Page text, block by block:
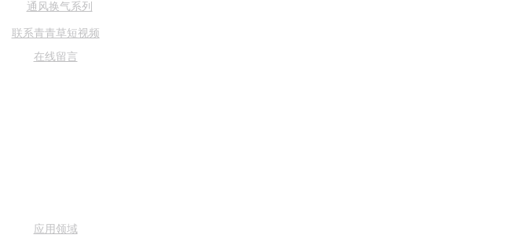
通风换气系列
青青草成人APP系列
风口风阀系列
联系青青草短视频
在线留言
频
应用领域